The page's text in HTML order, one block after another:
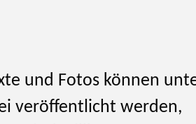
und Fotos können
veröffentlicht werden,